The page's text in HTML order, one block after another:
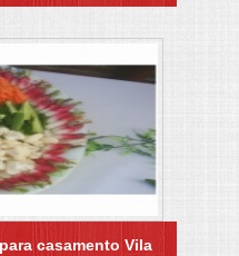
casamento Vila